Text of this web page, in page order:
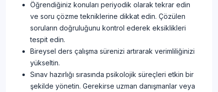
Öğrendiğiniz konuları periyodik olarak tekrar edin
ve soru çözme tekniklerine dikkat edin. Çözülen
soruların doğruluğunu kontrol ederek eksiklikleri
tespit edin.
Bireysel ders çalışma sürenizi artırarak verimliliğinizi
yükseltin.
Sınav hazırlığı sırasında psikolojik süreçleri etkin bir
şekilde yönetin. Gerekirse uzman danışmanlar veya